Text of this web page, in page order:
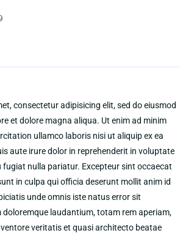
consectetur adipisicing elit, sed do eiusmod
et dolore magna aliqua. Ut enim ad minim
ullamco laboris nisi ut aliquip ex ea
aute irure dolor in reprehenderit in voluptate
fugiat nulla pariatur. Excepteur sint occaecat
in culpa qui officia deserunt mollit anim id
unde omnis iste natus error sit
laudantium, totam rem aperiam,
veritatis et quasi architecto beatae